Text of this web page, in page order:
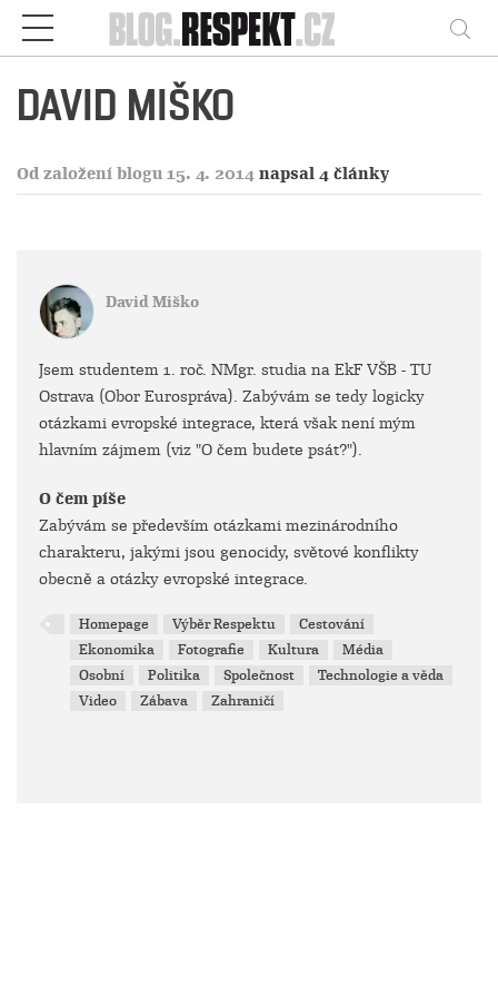
Respekt
DAVID MIŠKO
Od založení blogu 15. 4. 2014 napsal 4 články
David Miško
Jsem studentem 1. roč. NMgr. studia na EkF VŠB - TU
Ostrava (Obor Eurospráva). Zabývám se tedy logicky
otázkami evropské integrace, která však není mým
hlavním zájmem (viz "O čem budete psát?").
O čem píše
Zabývám se především otázkami mezinárodního
charakteru, jakými jsou genocidy, světové konflikty
obecně a otázky evropské integrace.
Homepage Výběr Respektu
Cestování
Ekonomika
Fotografie Kultura
Média
Osobní
Politika Společnost
Technologie a věda
Video
Zábava Zahraničí